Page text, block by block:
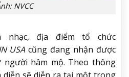
NVCC
nhạc, địa điểm tổ chức
USA cũng đang nhận được
hâm mộ. Theo thông